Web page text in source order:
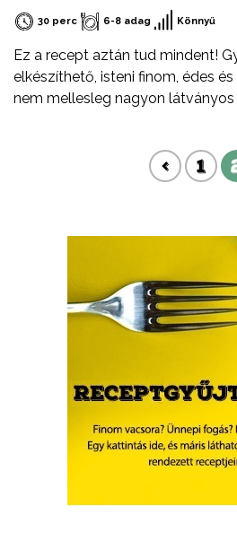
30 perc 6-8 adag Könnyű
Ez a recept aztán tud mindent!
elkészíthető, isteni finom, édes és
nem mellesleg nagyon
< 1